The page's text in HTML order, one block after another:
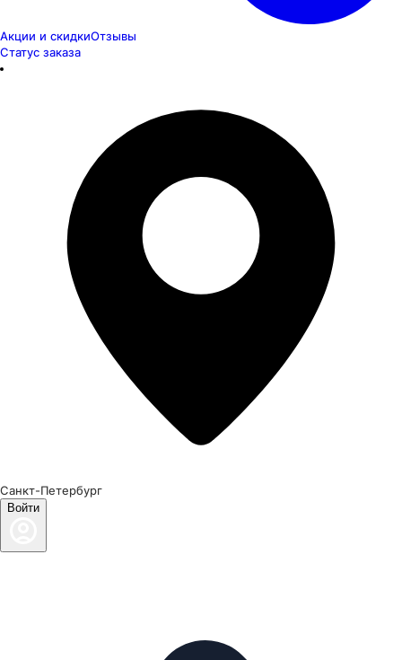
Акции и скидкиОтзывы
Статус заказа
Санкт-Петербург
Войти